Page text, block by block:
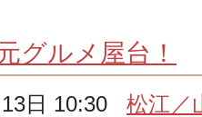
ルメ屋台！
13日 10:30松江／